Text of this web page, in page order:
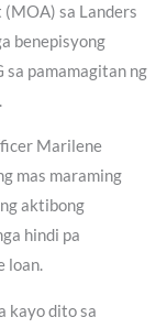
sa Landers
benepisyong
sa pamamagitan ng
Marilene
mas maraming
aktibong
hindi pa
loan.
kayo dito sa